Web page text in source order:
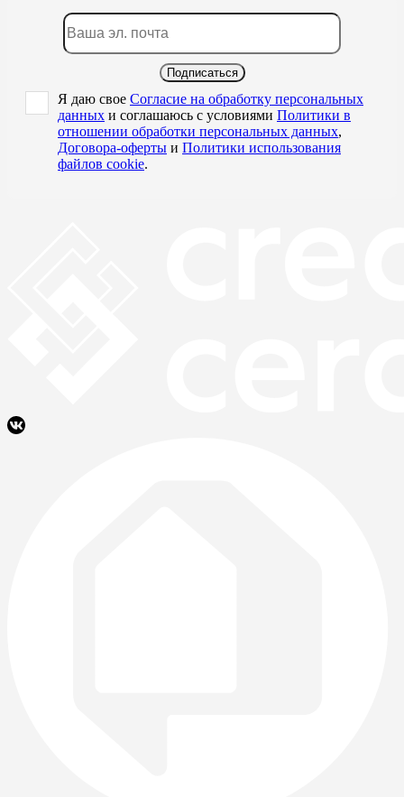
Подписаться
Я даю свое Согласие на обработку персональных
данных и соглашаюсь с условиями Политики в
отношении обработки персональных данных,
Договора-оферты и Политики использования
файлов cookie.